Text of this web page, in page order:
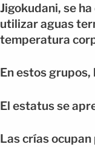
Jigokudani, se
utilizar aguas
temperatura
En estos
El estatus se
Las crías